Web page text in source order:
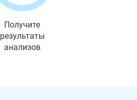
Получите
результаты
анализов